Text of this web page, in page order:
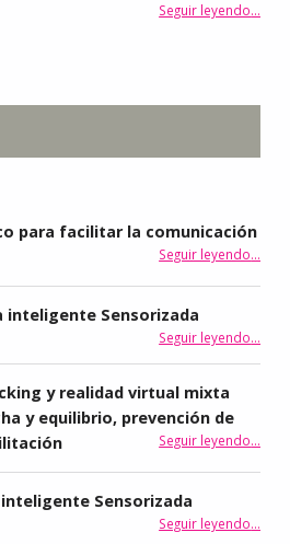
Seguir leyendo“Ortopedia CETEO refuerza su compromiso con la innovación en el Foro Innovación Salud, con su proyecto Lower Limb”
…
para facilitar la comunicación
Seguir leyendo…
inteligente Sensorizada
Seguir leyendo…
y realidad virtual mixta
y equilibrio, prevención de
Seguir leyendo“Lower Limb: body tracking y
…
Sensorizada
Seguir leyendo…